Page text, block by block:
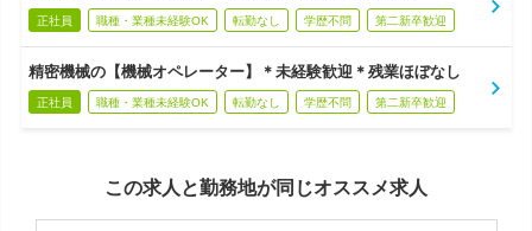
正社員 職種・業種未経験OK 転勤なし 学歴不問 第二新卒歓迎
精密機械の【機械オペレーター】＊未経験歓迎＊残業ほぼなし
正社員 職種・業種未経験OK 転勤なし 学歴不問 第二新卒歓迎
この求人と勤務地が同じオススメ求人